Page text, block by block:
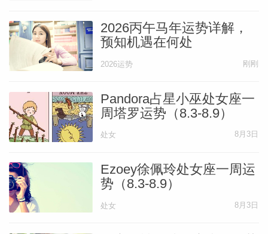
2026丙午马年运势详解，
预知机遇在何处
2026运势 刚刚
Pandora占星小巫处女座一
周塔罗运势（8.3-8.9）
处女 8月3日
Ezoey徐佩玲处女座一周运
势（8.3-8.9）
处女 8月3日